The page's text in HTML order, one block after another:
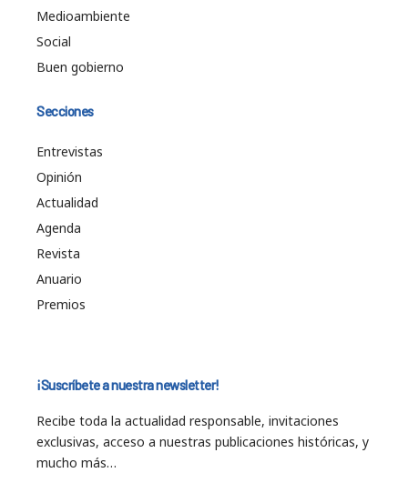
Medioambiente
Social
Buen gobierno
Secciones
Entrevistas
Opinión
Actualidad
Agenda
Revista
Anuario
Premios
¡Suscríbete a nuestra newsletter!
Recibe toda la actualidad responsable, invitaciones
exclusivas, acceso a nuestras publicaciones históricas, y
mucho más…